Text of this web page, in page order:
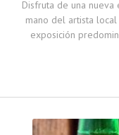
Disfruta de una
mano del artista
exposición